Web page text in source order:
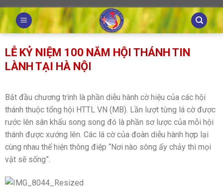
Skip
to
content
LỄ KỶ NIỆM 100 NĂM HỘI THÁNH TIN
LÀNH TẠI HÀ NỘI
Bắt đầu chương trình là phần diễu hành cờ hiệu của các hội
thánh thuộc tổng hội HTTL VN (MB). Lần lượt từng lá cờ được
rước lên sân khấu song song đó là phần sơ lược của mỗi hội
thánh được xướng lên. Các lá cờ của đoàn diễu hành hợp lại
cùng nhau thể hiện thông điệp “Nơi nào sông ấy chảy thì mọi
vật sẽ sống”.